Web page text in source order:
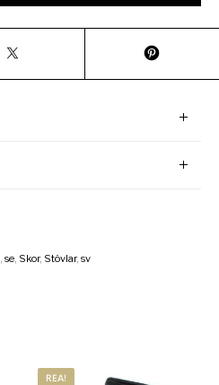
,se Skor, Stövlar,sv
REA!